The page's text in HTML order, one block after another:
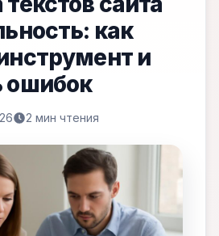
как
и
ошибок
2 мин чтения